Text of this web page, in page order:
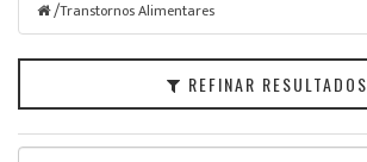
/Transtornos Alimentares
REFINAR RESULTADOS